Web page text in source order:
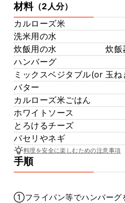
材料（2人分）
カルローズ米
洗米用の水
炊飯用の水
炊飯
ハンバーグ
ミックスベジタブル(or 玉ね
バター
カルローズ米ごはん
ホワイトソース
とろけるチーズ
パセリやネギ
料理を安全に楽しむための注意事項
手順
①フライパン等でハンバーグ